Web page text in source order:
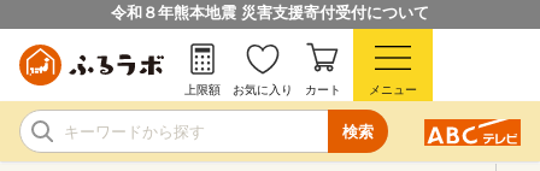
令和８年熊本地震 災害支援寄付受付について
検索
上限額 お気に入り カート メニュー